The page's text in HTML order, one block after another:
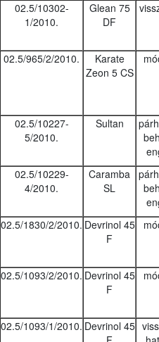
02.5/10302-
1/2010.
Glean 75
DF
02.5/965/2/2010.
Karate
Zeon 5 CS
02.5/10227-
5/2010.
Sultan
02.5/10229-
4/2010.
Caramba
SL
02.5/1830/2/2010. Devrinol 45
F
02.5/1093/2/2010. Devrinol 45
F
02.5/1093/1/2010. Devrinol 45